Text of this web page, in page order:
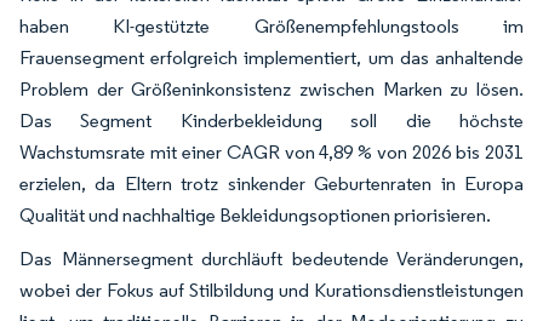
haben KI-gestützte Größenempfehlungstools im
Frauensegment erfolgreich implementiert, um das anhaltende
Problem der Größeninkonsistenz zwischen Marken zu lösen.
Das Segment Kinderbekleidung soll die höchste
Wachstumsrate mit einer CAGR von 4,89 % von 2026 bis 2031
erzielen, da Eltern trotz sinkender Geburtenraten in Europa
Qualität und nachhaltige Bekleidungsoptionen priorisieren.
Das Männersegment durchläuft bedeutende Veränderungen,
wobei der Fokus auf Stilbildung und Kurationsdienstleistungen